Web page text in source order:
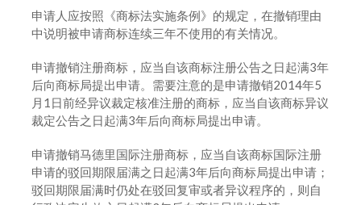
申请人应按照《商标法实施条例》的规定，在撤销理由
中说明被申请商标连续三年不使用的有关情况。
申请撤销注册商标，应当自该商标注册公告之日起满3年
后向商标局提出申请。需要注意的是申请撤销2014年5
月1日前经异议裁定核准注册的商标，应当自该商标异议
裁定公告之日起满3年后向商标局提出申请。
申请撤销马德里国际注册商标，应当自该商标国际注册
申请的驳回期限届满之日起满3年后向商标局提出申请；
驳回期限届满时仍处在驳回复审或者异议程序的，则自